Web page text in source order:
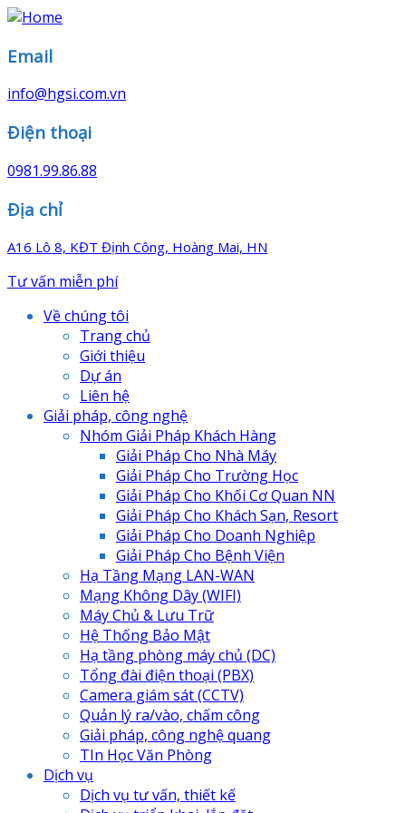
Email
info@hgsi.com.vn
Điện thoại
0981.99.86.88
Địa chỉ
A16 Lô 8, KĐT Định Công, Hoàng Mai, HN
Tư vấn miễn phí
Về chúng tôi
Trang chủ
Giới thiệu
Dự án
Liên hệ
Giải pháp, công nghệ
Nhóm Giải Pháp Khách Hàng
Giải Pháp Cho Nhà Máy
Giải Pháp Cho Trường Học
Giải Pháp Cho Khối Cơ Quan NN
Giải Pháp Cho Khách Sạn, Resort
Giải Pháp Cho Doanh Nghiệp
Giải Pháp Cho Bệnh Viện
Hạ Tầng Mạng LAN-WAN
Mạng Không Dây (WIFI)
Máy Chủ & Lưu Trữ
Hệ Thống Bảo Mật
Hạ tầng phòng máy chủ (DC)
Tổng đài điện thoại (PBX)
Camera giám sát (CCTV)
Quản lý ra/vào, chấm công
Giải pháp, công nghệ quang
TIn Học Văn Phòng
Dịch vụ
Dịch vụ tư vấn, thiết kế